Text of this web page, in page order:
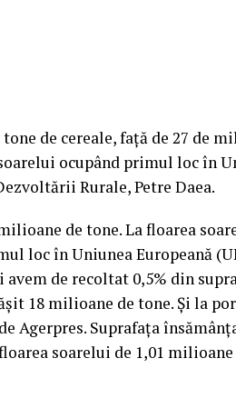
de cereale, faţă de 27 de
ocupând primul loc în
Rurale, Petre Daea.
de tone. La floarea
loc în Uniunea Europeană
avem de recoltat 0,5% din
18 milioane de tone. Şi la
Agerpres. Suprafaţa
soarelui de 1,01 milioane